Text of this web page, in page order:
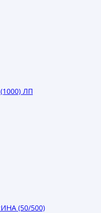
ЛП
(50/500)